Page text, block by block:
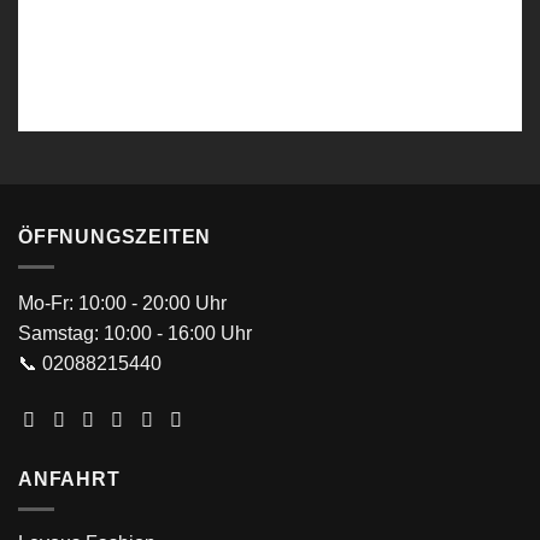
ÖFFNUNGSZEITEN
Mo-Fr: 10:00 - 20:00 Uhr
Samstag: 10:00 - 16:00 Uhr
📞 02088215440
ANFAHRT